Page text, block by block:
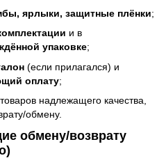
ярлыки, защитные плёнки;
и в
упаковке;
(если прилагался) и
оплату;
надлежащего качества,
обмену.
обмену/возврату